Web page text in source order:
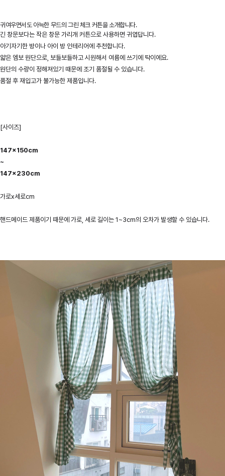
귀여우면서도 아늑한 무드의 그린 체크 커튼을 소개합니다.
긴 창문보다는 작은 창문 가리개 커튼으로 사용하면 귀엽답니다.
아기자기한 방이나 아이 방 인테리어에 추천합니다.
얇은 엠보 원단으로, 보들보들하고 시원해서 여름에 쓰기에 딱이에요.
원단의 수량이 정해져있기 때문에 조기 품절될 수 있습니다.
품절 후 재입고가 불가능한 제품입니다.
[사이즈]
147x150cm
~
147x230cm
가로x세로cm
핸드메이드 제품이기 때문에 가로, 세로 길이는 1~3cm의 오차가 발생할 수 있습니다.